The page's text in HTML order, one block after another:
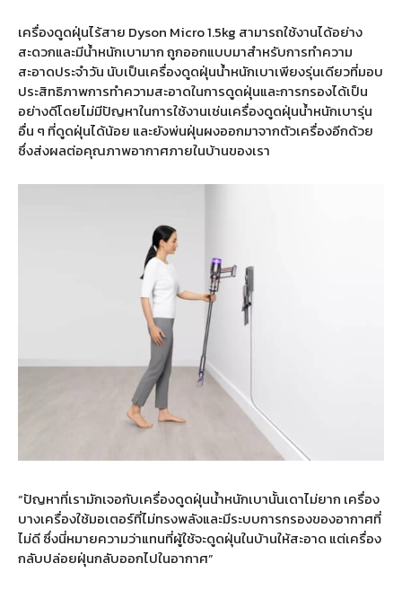
เครื่องดูดฝุ่นไร้สาย Dyson Micro 1.5kg สามารถใช้งานได้อย่าง
สะดวกและมีน้ำหนักเบามาก ถูกออกแบบมาสำหรับการทำความ
สะอาดประจำวัน นับเป็นเครื่องดูดฝุ่นน้ำหนักเบาเพียงรุ่นเดียวที่มอบ
ประสิทธิภาพการทำความสะอาดในการดูดฝุ่นและการกรองได้เป็น
อย่างดีโดยไม่มีปัญหาในการใช้งานเช่นเครื่องดูดฝุ่นน้ำหนักเบารุ่น
อื่น ๆ ที่ดูดฝุ่นได้น้อย และยังพ่นฝุ่นผงออกมาจากตัวเครื่องอีกด้วย
ซึ่งส่งผลต่อคุณภาพอากาศภายในบ้านของเรา
“ปัญหาที่เรามักเจอกับเครื่องดูดฝุ่นน้ำหนักเบานั้นเดาไม่ยาก เครื่อง
บางเครื่องใช้มอเตอร์ที่ไม่ทรงพลังและมีระบบการกรองของอากาศที่
ไม่ดี ซึ่งนี่หมายความว่าแทนที่ผู้ใช้จะดูดฝุ่นในบ้านให้สะอาด แต่เครื่อง
กลับปล่อยฝุ่นกลับออกไปในอากาศ”